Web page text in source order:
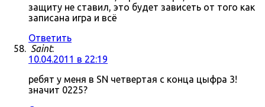
защиту не ставил, это будет зависеть от того как
записана игра и всё
Ответить
Saint:
10.04.2011 в 22:19
ребят у меня в SN четвертая с конца цыфра 3!
значит 0225?